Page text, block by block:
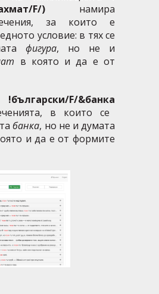
F/) намира
за които е
условие: в тях се
фигура, но не и
в която и да е от
!български/F/&банка
в които се
банка, но не и думата
и да е от формите